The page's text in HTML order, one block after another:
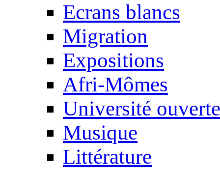
Ecrans blancs
Migration
Expositions
Afri-Mômes
Université ouverte
Musique
Littérature